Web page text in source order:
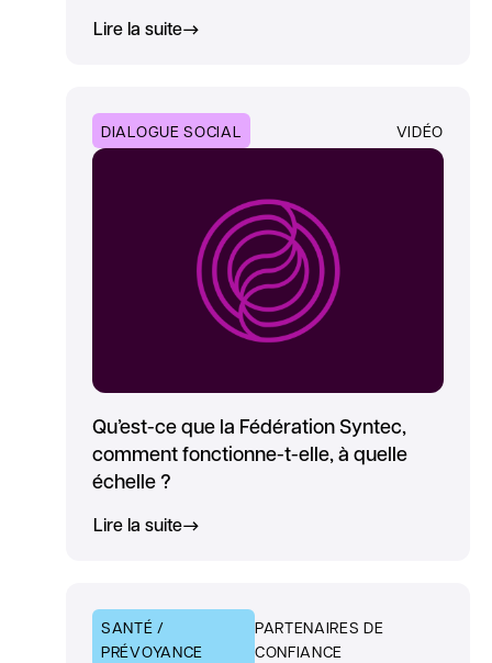
Lire la suite
DIALOGUE SOCIAL VIDÉO
Qu’est-ce que la Fédération Syntec,
comment fonctionne-t-elle, à quelle
échelle ?
Lire la suite
SANTÉ /
PRÉVOYANCE
PARTENAIRES DE
CONFIANCE